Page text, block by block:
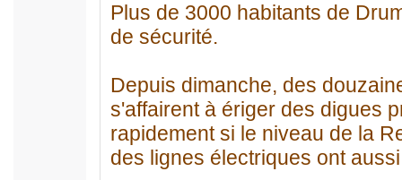
Plus de 3000 habitants de
de sécurité.
Depuis dimanche, des
s'affairent à ériger des digues
rapidement si le niveau de la
des lignes électriques ont